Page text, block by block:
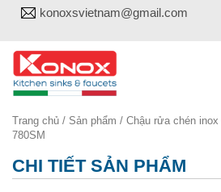
konoxsvietnam@gmail.com
Trang chủ / Sản phẩm / Chậu rửa chén inox
780SM
CHI TIẾT SẢN PHẨM